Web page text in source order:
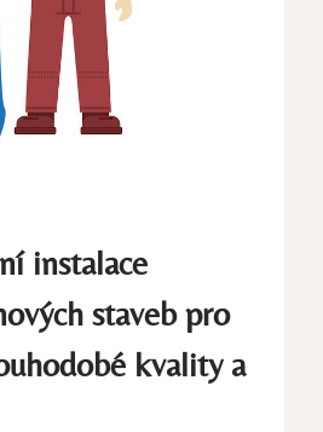
instalace
staveb pro
kvality a